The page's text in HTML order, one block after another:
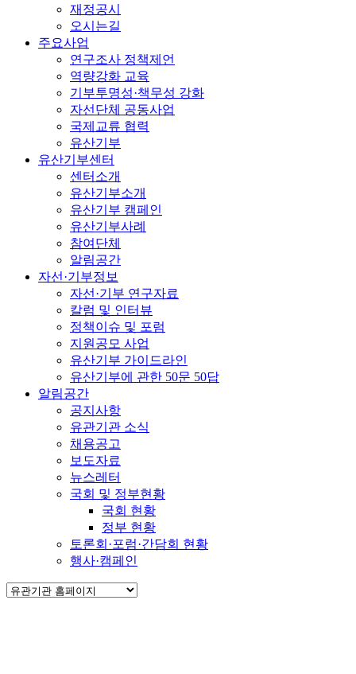
재정공시
오시는길
주요사업
연구조사 정책제언
역량강화 교육
기부투명성·책무성 강화
자선단체 공동사업
국제교류 협력
유산기부
유산기부센터
센터소개
유산기부소개
유산기부 캠페인
유산기부사례
참여단체
알림공간
자선·기부정보
자선·기부 연구자료
칼럼 및 인터뷰
정책이슈 및 포럼
지원공모 사업
유산기부 가이드라인
유산기부에 관한 50문 50답
알림공간
공지사항
유관기관 소식
채용공고
보도자료
뉴스레터
국회 및 정부현황
국회 현황
정부 현황
토론회·포럼·간담회 현황
행사·캠페인